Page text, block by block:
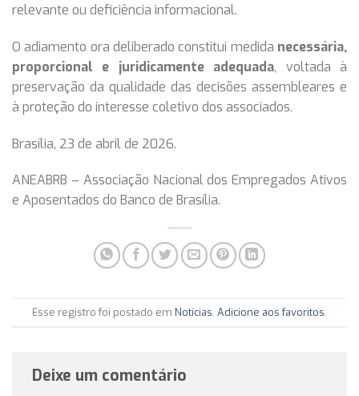
relevante ou deficiência informacional.
O adiamento ora deliberado constitui medida necessária,
proporcional e juridicamente adequada, voltada à
preservação da qualidade das decisões assembleares e
à proteção do interesse coletivo dos associados.
Brasília, 23 de abril de 2026.
ANEABRB – Associação Nacional dos Empregados Ativos
e Aposentados do Banco de Brasília.
Esse registro foi postado em Notícias. Adicione aos favoritos.
Deixe um comentário